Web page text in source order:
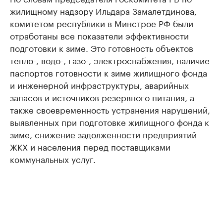
жилищному надзору Ильдара Замалетдинова,
комитетом республики в Минстрое РФ были
отработаны все показатели эффективности
подготовки к зиме. Это готовность объектов
тепло-, водо-, газо-, электроснабжения, наличие
паспортов готовности к зиме жилищного фонда
и инженерной инфраструктуры, аварийных
запасов и источников резервного питания, а
также своевременность устранения нарушений,
выявленных при подготовке жилищного фонда к
зиме, снижение задолженности предприятий
ЖКХ и населения перед поставщиками
коммунальных услуг.